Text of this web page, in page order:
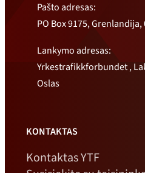
Pašto adresas:
PO Box 9175, Grenlandija,
Lankymo adresas:
Yrkestrafikkforbundet ,
Oslas
KONTAKTAS
Kontaktas YTF